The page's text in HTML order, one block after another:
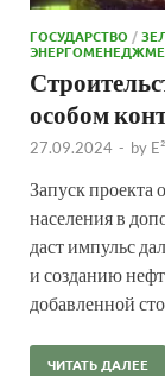
ГОСУДАРСТВО /
особом
27.09.2024 - by
Запуск проекта
населения в
даст импульс
и созданию
добавленной
ЧИТАТЬ ДАЛЕЕ